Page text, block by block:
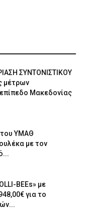
ΣΥΝΤΟΝΙΣΤΙΚΟΥ
μέτρων
Μακεδονίας
του ΥΜΑΘ
με τον
BEEs» με
για το